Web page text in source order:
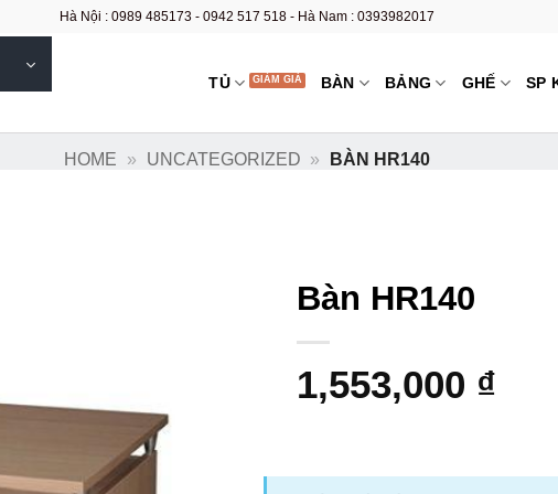
Hà Nội : 0989 485173 - 0942 517 518 - Hà Nam : 0393982017
TỦ BÀN BẢNG GHẾ SP
HOME » UNCATEGORIZED » BÀN HR140
Bàn HR140
1,553,000 ₫